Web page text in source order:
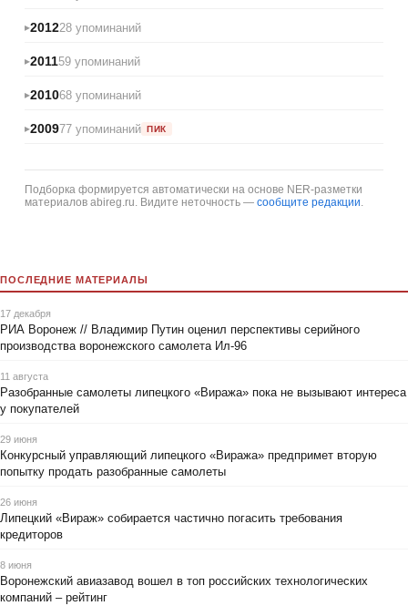
201228 упоминаний
201159 упоминаний
201068 упоминаний
200977 упоминаний ПИК
Подборка формируется автоматически на основе NER-разметки
материалов abireg.ru. Видите неточность — сообщите редакции.
ПОСЛЕДНИЕ МАТЕРИАЛЫ
17 декабря
РИА Воронеж // Владимир Путин оценил перспективы серийного
производства воронежского самолета Ил-96
11 августа
Разобранные самолеты липецкого «Виража» пока не вызывают интереса
у покупателей
29 июня
Конкурсный управляющий липецкого «Виража» предпримет вторую
попытку продать разобранные самолеты
26 июня
Липецкий «Вираж» собирается частично погасить требования
кредиторов
8 июня
Воронежский авиазавод вошел в топ российских технологических
компаний – рейтинг